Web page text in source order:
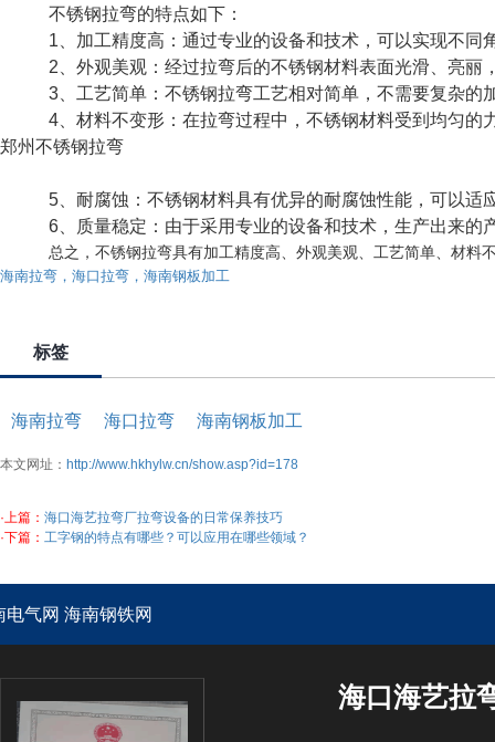
不锈钢拉弯的特点如下：
1、加工精度高：通过专业的设备和技术，可以实现不同
2、外观美观：经过拉弯后的不锈钢材料表面光滑、亮丽
3、工艺简单：不锈钢拉弯工艺相对简单，不需要复杂的
4、材料不变形：在拉弯过程中，不锈钢材料受到均匀的
郑州不锈钢拉弯
5、耐腐蚀：不锈钢材料具有优异的耐腐蚀性能，可以适
6、质量稳定：由于采用专业的设备和技术，生产出来的
总之，不锈钢拉弯具有加工精度高、外观美观、工艺简单、材料不
海南拉弯，海口拉弯，海南钢板加工
标签
海南拉弯 海口拉弯 海南钢板加工
本文网址： http://www.hkhylw.cn/show.asp?id=178
·上篇： 海口海艺拉弯厂拉弯设备的日常保养技巧
·下篇： 工字钢的特点有哪些？可以应用在哪些领域？
电气网 海南钢铁网
海口海艺拉